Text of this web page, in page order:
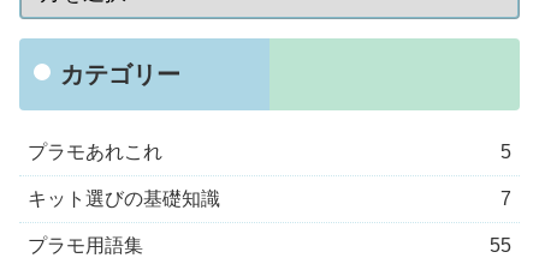
カテゴリー
プラモあれこれ 5
キット選びの基礎知識 7
プラモ用語集 55